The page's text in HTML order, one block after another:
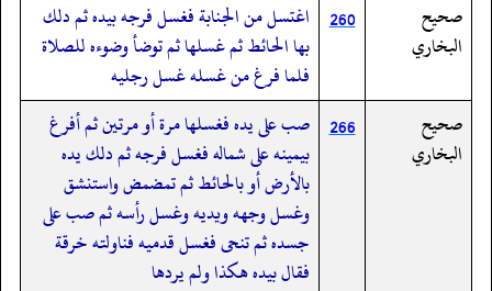
صحيح
البخاري
260 اغتسل من الجنابة فغسل فرجه بيده ثم دلك
بها الحائط ثم غسلها ثم توضأ وضوءه للصلاة
فلما فرغ من غسله غسل رجليه
صحيح
البخاري
266 صب على يده فغسلها مرة أو مرتين ثم أفرغ
بيمينه على شماله فغسل فرجه ثم دلك يده
بالأرض أو بالحائط ثم تمضمض واستنشق
وغسل وجهه ويديه وغسل رأسه ثم صب على
جسده ثم تنحى فغسل قدميه فناولته خرقة
فقال بيده هكذا ولم يردها